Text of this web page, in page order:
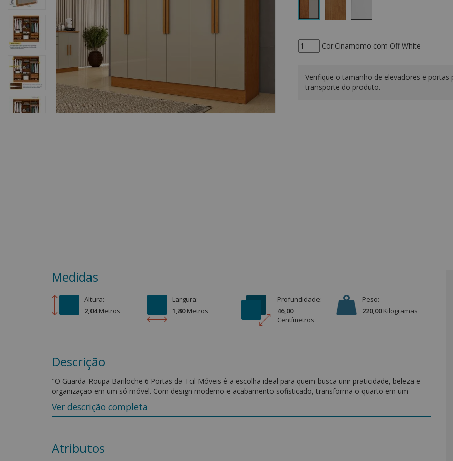
Cor:Cinamomo com Off White
Verifique o tamanho de elevadores e portas
transporte do produto.
Medidas
Altura:
2,04 Metros
Largura:
1,80 Metros
Profundidade:
46,00
Centímetros
Peso:
220,00 Kilogramas
Descrição
"O Guarda-Roupa Bariloche 6 Portas da Tcil Móveis é a escolha ideal para quem busca unir praticidade, beleza e
organização em um só móvel. Com design moderno e acabamento sofisticado, transforma o quarto em um
espaço mais elegante e acolhedor. Produzido em MDP e MDF de alta qualidade, garante resistência, durabilidade e
acabamento impecável. Além de amplo espaço interno, conta com distribuição inteligente, permitindo organizar
Características:
Ver descrição completa
Atributos